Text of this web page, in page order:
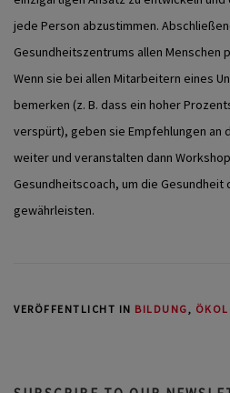
jede Person abzustimmen.
Gesundheitszentrums allen Menschen
Wenn sie bei allen Mitarbeitern eines
bemerken (z. B. dass ein hoher
verspürt), geben sie Empfehlungen an
weiter und veranstalten dann
Gesundheitscoach, um die Gesundheit
gewährleisten.
VERÖFFENTLICHT IN BILDUNG ,